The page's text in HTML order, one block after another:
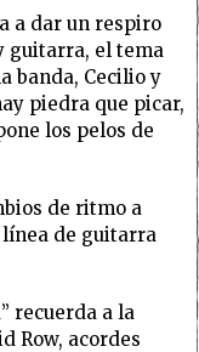
a dar un respiro
guitarra, el tema
banda, Cecilio y
piedra que picar,
los pelos de
de ritmo a
de guitarra
recuerda a la
Row, acordes